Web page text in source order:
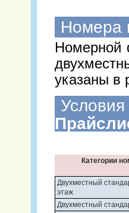
Номера
Номерной
указаны в
Категории
Двухместный
этаж
Двухместный